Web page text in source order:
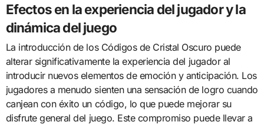
Efectos en la experiencia del jugador y la
dinámica del juego
La introducción de los Códigos de Cristal Oscuro puede
alterar significativamente la experiencia del jugador al
introducir nuevos elementos de emoción y anticipación. Los
jugadores a menudo sienten una sensación de logro cuando
canjean con éxito un código, lo que puede mejorar su
disfrute general del juego. Este compromiso puede llevar a